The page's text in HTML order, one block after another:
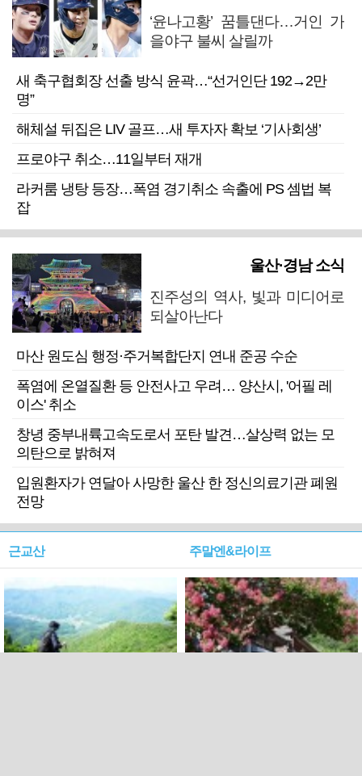
‘윤나고황’ 꿈틀댄다…거인 가
을야구 불씨 살릴까
새 축구협회장 선출 방식 윤곽…“선거인단 192→2만
명”
해체설 뒤집은 LIV 골프…새 투자자 확보 ‘기사회생’
프로야구 취소…11일부터 재개
라커룸 냉탕 등장…폭염 경기취소 속출에 PS 셈법 복
잡
울산·경남 소식
진주성의 역사, 빛과 미디어로
되살아난다
마산 원도심 행정·주거복합단지 연내 준공 수순
폭염에 온열질환 등 안전사고 우려… 양산시, '어필 레
이스' 취소
창녕 중부내륙고속도로서 포탄 발견…살상력 없는 모
의탄으로 밝혀져
입원환자가 연달아 사망한 울산 한 정신의료기관 폐원
전망
근교산 주말엔&라이프